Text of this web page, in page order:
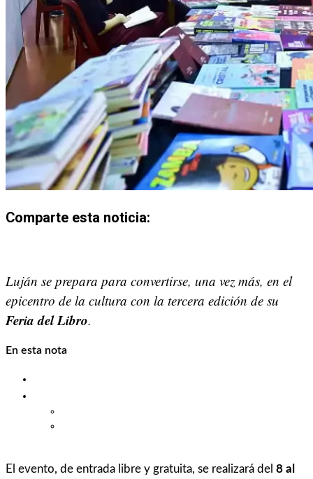
Comparte esta noticia:
X
(Twitter)
Facebook
EmailWhatsApp
Pinterest
LinkedIn
Luján se prepara para convertirse, una vez más, en el
epicentro de la cultura con la tercera edición de su
Feria del Libro.
En esta nota
El evento, de entrada libre y gratuita, se realizará del 8 al